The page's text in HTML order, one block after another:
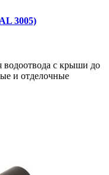
3005)
водоотвода с крыши до
и отделочные